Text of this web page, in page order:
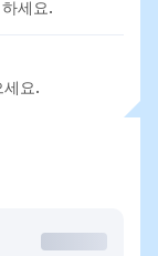
세요.
세요.